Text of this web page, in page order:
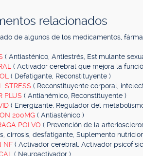
relacionados
de algunos de los medicamentos,
( Antiasténico, Antiestrés, Estimulante
( Activador cerebral que mejora la
( Defatigante, Reconstituyente )
STRESS ( Reconstituyente corporal,
PLUS ( Antianémico, Reconstituyente )
( Energizante, Regulador del
200MG ( Antiasténico )
POLVO ( Prevención de la
cirrosis, desfatigante, Suplemento
NF ( Activador cerebral, Activador
( Neuroactivador )